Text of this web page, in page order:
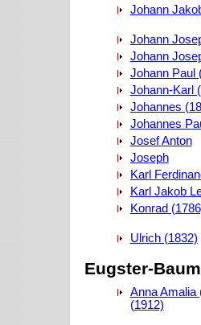
Johann
Johann
Johann
Johann Paul
Johann-Karl
Johannes
Johannes
Josef Anton
Joseph
Karl
Karl Jakob
Konrad
Ulrich (1832)
Eugster-
Anna Amalia
(1912)